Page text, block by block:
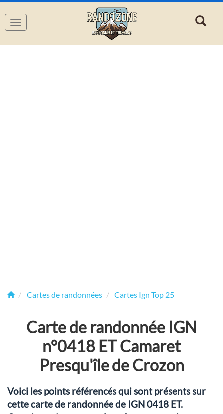
Navigation
Cartes de randonnées Cartes Ign Top 25
Carte de randonnée IGN
n°0418 ET Camaret
Presqu'île de Crozon
Voici les points référencés qui sont présents sur
cette carte de randonnée de IGN 0418 ET.